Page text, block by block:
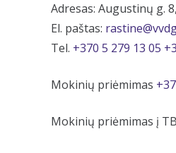
Adresas: Augustinų g.
El. paštas:
Tel. +370 5 279 13 05
Mokinių priėmimas
Mokinių priėmimas į